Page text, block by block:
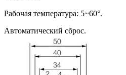
Рабочая температура: 5~60°.
Автоматический сброс.